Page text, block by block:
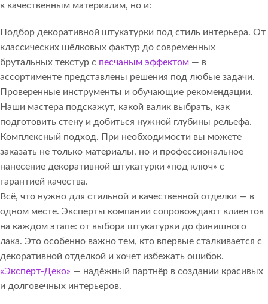
к качественным материалам, но и:
Подбор декоративной штукатурки под стиль интерьера. От
классических шёлковых фактур до современных
брутальных текстур с песчаным эффектом — в
ассортименте представлены решения под любые задачи.
Проверенные инструменты и обучающие рекомендации.
Наши мастера подскажут, какой валик выбрать, как
подготовить стену и добиться нужной глубины рельефа.
Комплексный подход. При необходимости вы можете
заказать не только материалы, но и профессиональное
нанесение декоративной штукатурки «под ключ» с
гарантией качества.
Всё, что нужно для стильной и качественной отделки — в
одном месте. Эксперты компании сопровождают клиентов
на каждом этапе: от выбора штукатурки до финишного
лака. Это особенно важно тем, кто впервые сталкивается с
декоративной отделкой и хочет избежать ошибок.
«Эксперт-Деко» — надёжный партнёр в создании красивых
и долговечных интерьеров.